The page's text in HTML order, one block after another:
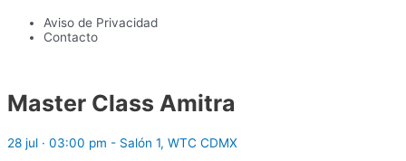
Aviso de Privacidad
Contacto
Master Class Amitra
28 jul · 03:00 pm - Salón 1, WTC CDMX